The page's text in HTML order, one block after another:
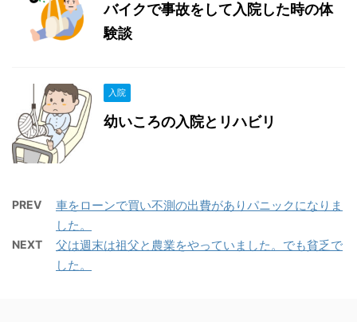
バイクで事故をして入院した時の体
験談
入院
幼いころの入院とリハビリ
PREV
車をローンで買い不測の出費がありパニックになりま
した。
NEXT
父は週末は祖父と農業をやっていました。でも貧乏で
した。